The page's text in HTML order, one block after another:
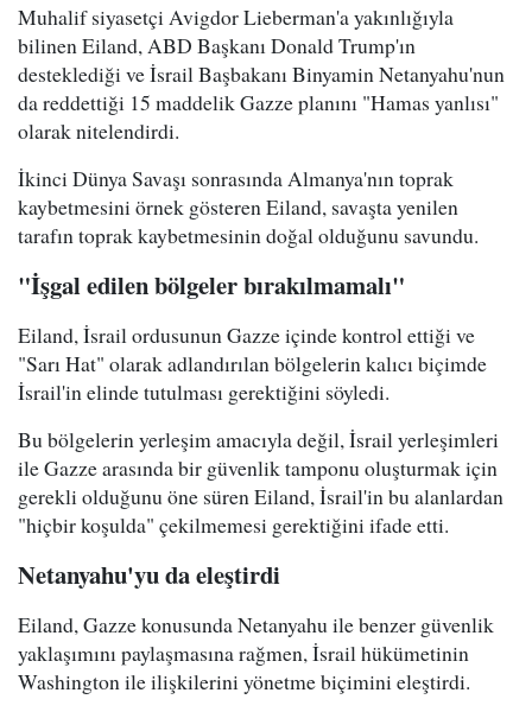
Muhalif siyasetçi Avigdor Lieberman'a yakınlığıyla
bilinen Eiland, ABD Başkanı Donald Trump'ın
desteklediği ve İsrail Başbakanı Binyamin Netanyahu'nun
da reddettiği 15 maddelik Gazze planını "Hamas yanlısı"
olarak nitelendirdi.
İkinci Dünya Savaşı sonrasında Almanya'nın toprak
kaybetmesini örnek gösteren Eiland, savaşta yenilen
tarafın toprak kaybetmesinin doğal olduğunu savundu.
"İşgal edilen bölgeler bırakılmamalı"
Eiland, İsrail ordusunun Gazze içinde kontrol ettiği ve
"Sarı Hat" olarak adlandırılan bölgelerin kalıcı biçimde
İsrail'in elinde tutulması gerektiğini söyledi.
Bu bölgelerin yerleşim amacıyla değil, İsrail yerleşimleri
ile Gazze arasında bir güvenlik tamponu oluşturmak için
gerekli olduğunu öne süren Eiland, İsrail'in bu alanlardan
"hiçbir koşulda" çekilmemesi gerektiğini ifade etti.
Netanyahu'yu da eleştirdi
Eiland, Gazze konusunda Netanyahu ile benzer güvenlik
yaklaşımını paylaşmasına rağmen, İsrail hükümetinin
Washington ile ilişkilerini yönetme biçimini eleştirdi.